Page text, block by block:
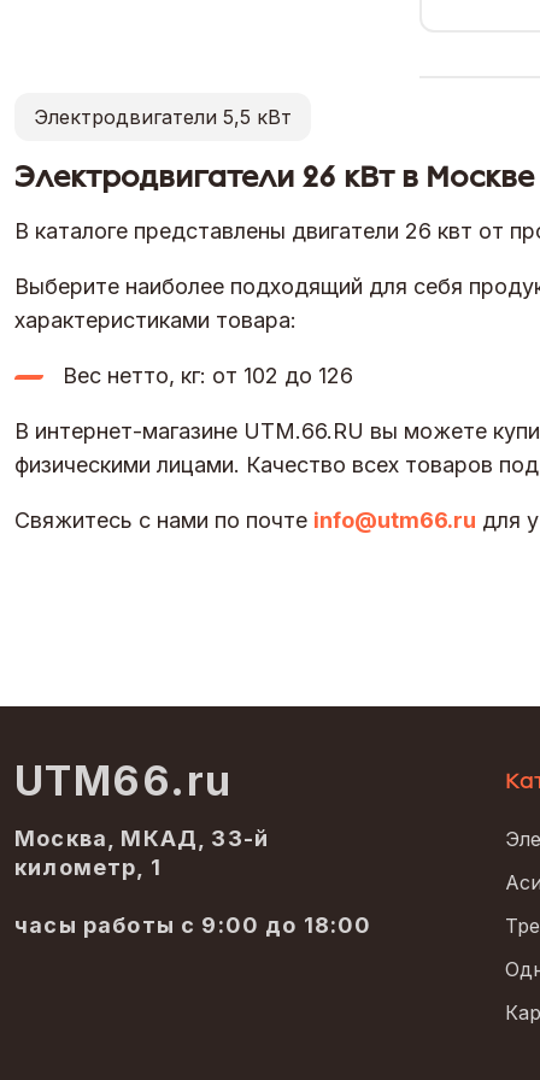
Электродвигатели 5,5 кВт
Электродвигатели 26 кВт в Москве
В каталоге представлены двигатели 26 квт от
Выберите наиболее подходящий для себя
характеристиками товара:
Вес нетто, кг: от 102 до 126
В интернет-магазине UTM.66.RU вы можете
физическими лицами. Качество всех товаров
Свяжитесь с нами по почте info@utm66.ru для
UTM66.ru
Москва, МКАД, 33-й
километр, 1
часы работы с 9:00 до 18:00